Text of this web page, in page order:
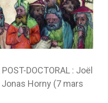
DOCTORAL : Joël
Jonas Horny (7 mars